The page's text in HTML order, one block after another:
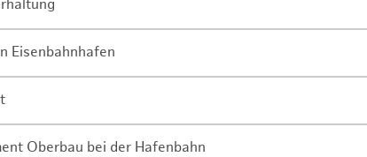
Eisenbahnhafen
Oberbau bei der Hafenbahn